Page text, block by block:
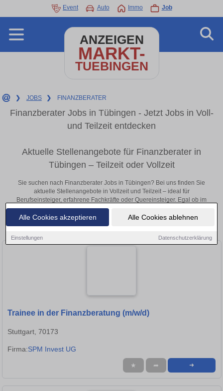
Alle Cookies akzeptieren Alle Cookies ablehnen
Einstellungen Datenschutzerklärung
Event Auto Immo Job
ANZEIGEN
MARKT-
TUEBINGEN
❯ JOBS ❯ FINANZBERATER
Finanzberater Jobs in Tübingen - Jetzt Jobs in Voll-
und Teilzeit entdecken
Aktuelle Stellenangebote für Finanzberater in
Tübingen – Teilzeit oder Vollzeit
Sie suchen nach Finanzberater Jobs in Tübingen? Bei uns finden Sie
aktuelle Stellenangebote in Vollzeit und Teilzeit – ideal für
Berufseinsteiger, erfahrene Fachkräfte oder Quereinsteiger. Egal ob im
Büro, vor Ort oder remote: Entdecken Sie jetzt neue Chancen in Ihrer
Region und bewerben Sie sich direkt auf passende Finanzberater-
Stellen in Tübingen!
Trainee in der Finanzberatung (m/w/d)
Stuttgart, 70173
Firma:SPM Invest UG
★ ➦ ➜